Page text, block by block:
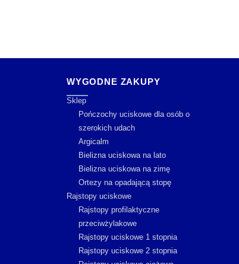
WYGODNE ZAKUPY
Sklep
Pończochy uciskowe dla osób o
szerokich udach
Argicalm
Bielizna uciskowa na lato
Bielizna uciskowa na zimę
Ortezy na opadającą stopę
Rajstopy uciskowe
Rajstopy profilaktyczne
przeciwżylakowe
Rajstopy uciskowe 1 stopnia
Rajstopy uciskowe 2 stopnia